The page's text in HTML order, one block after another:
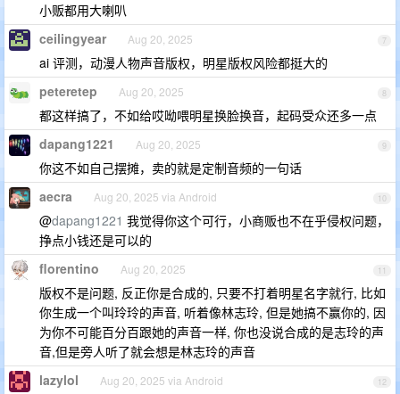
小贩都用大喇叭
7
ceilingyear Aug 20, 2025
ai 评测，动漫人物声音版权，明星版权风险都挺大的
8
peteretep Aug 20, 2025
都这样搞了，不如给哎呦喂明星换脸换音，起码受众还多一点
9
dapang1221 Aug 20, 2025
你这不如自己摆摊，卖的就是定制音频的一句话
10
aecra Aug 20, 2025 via Android
@dapang1221 我觉得你这个可行，小商贩也不在乎侵权问题，
挣点小钱还是可以的
11
florentino Aug 20, 2025
版权不是问题, 反正你是合成的, 只要不打着明星名字就行, 比如
你生成一个叫玲玲的声音, 听着像林志玲, 但是她搞不赢你的, 因
为你不可能百分百跟她的声音一样, 你也没说合成的是志玲的声
音,但是旁人听了就会想是林志玲的声音
12
lazylol Aug 20, 2025 via Android